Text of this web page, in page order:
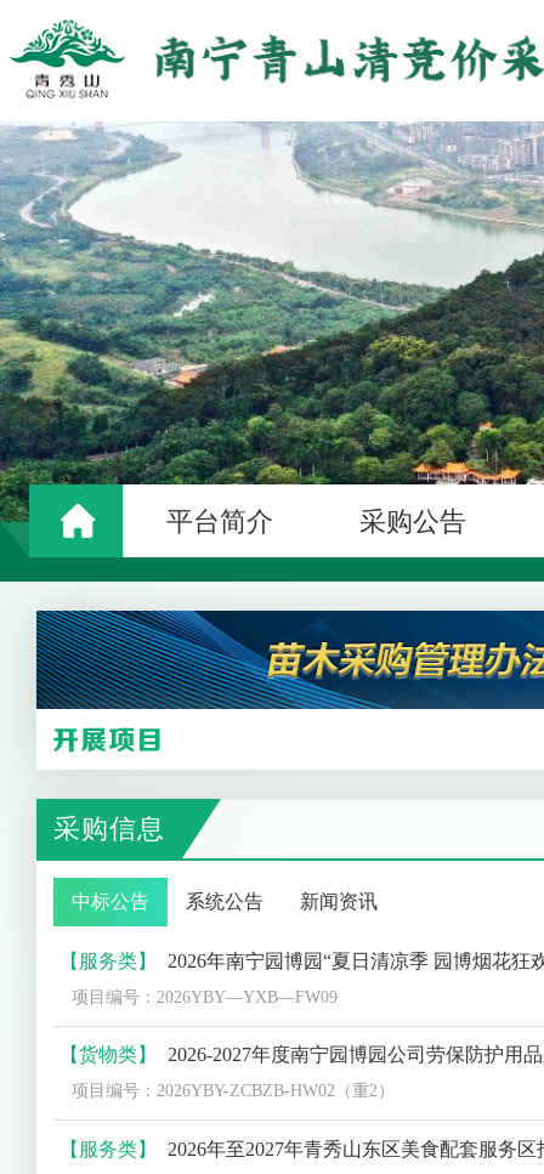
平台简介 采购公告
采购信息
中标公告 系统公告 新闻资讯
项目编号：2026YBY-ZCBZB-HW02（重2）
【服务类】 2026年至2027年青秀山东区美食配套服务区招商工作 项目编号【
项目编号：2026QXS-WCGS-ZS01-ZS07
【服务类】 青秀山风景区2026年 “南宁夜花园”活动外聘安保服务采购（项目编号
项目编号：2026QXS-BWB-FW01
【服务类】 2026年南宁夜花园广告宣传采购工作 中选
项目编号：2026QXS-WCGS-FW10
【货物类】 2026年青秀山风景区第三季度绿化养护生产资料（化肥采购工作）（项目
项目编号：2026QXS-YLB-HW14
【货物类】 2026年青秀山风景区第三季度绿化养护生产资料（园林用品类采购工作）（项
项目编号：2026QXS-YLB-HW15
【货物类】 2026年景区基础设施设备建设提升（视频监控设备采购）项目(项目编
项目编号：2026QXS-GSB-ZH04
【货物类】 景区绿化养护生产资料及日常花卉种植种苗与生产资料采购工作——景区日常花卉种植种苗及生产资料采购工作（2026年上半年生产资
项目编号：2026QXS-HHGS-WL01(重1）
【货物类】 2026年青秀山风景区第三季度绿化养护生产资料（农药采购工作） （项目
项目编号：2026QXS-YLB-HW13
【服务类】 2026年南宁园博园“夏日清凉季 园博烟花狂欢夜”活动—萌宠盛夏奇遇
项目编号：2026YBY—YXB—FW09
【货物类】 2026-2027年度南宁园博园公司劳保防护用
项目编号：2026YBY-ZCBZB-HW02（重2）
【服务类】 2026年至2027年青秀山东区美食配套服务区招商工作 项目编号【